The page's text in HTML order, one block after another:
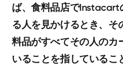
ば、食料品店でInstacart
る人を見かけるとき、そ
料品がすべてその人のカ
いることを指しているこ